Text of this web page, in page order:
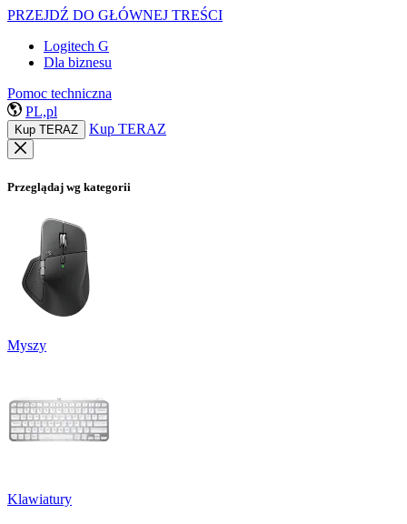
PRZEJDŹ DO GŁÓWNEJ TREŚCI
Logitech G
Dla biznesu
Pomoc techniczna
PL,pl
Kup TERAZ Kup TERAZ
Przeglądaj wg kategorii
Myszy
Klawiatury